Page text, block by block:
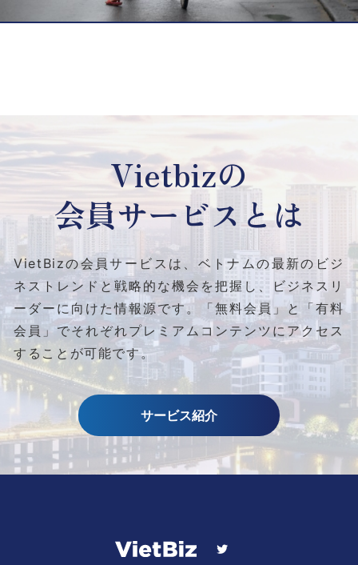
Vietbizの
会員サービスとは
VietBizの会員サービスは、ベトナムの最新のビジ
ネストレンドと戦略的な機会を把握し、ビジネスリ
ーダーに向けた情報源です。
「無料会員」と「有料
会員」でそれぞれプレミアムコンテンツにアクセス
することが可能です。
サービス紹介